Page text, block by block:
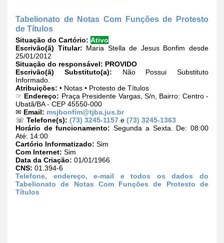
Tabelionato de Notas Com Funções de Protesto
de Títulos
Situação do Cartório: Ativo
Escrivão(ã) Titular: Maria Stella de Jesus Bonfim desde
25/01/2012
Situação do responsável: PROVIDO
Escrivão(ã) Substituto(a): Não Possui Substituto
Informado.
Atribuições: • Notas • Protesto de Títulos
☞ Endereço: Praça Presidente Vargas, S/n, Bairro: Centro -
Ubatã/BA - CEP 45550-000
✉ Email: msjbonfim@tjba.jus.br
☏ Telefone(s): (73) 3245-1157 e (73) 3245-1363
Horário de funcionamento: Segunda a Sexta. De: 08:00
Até: 14:00
Cartório Informatizado: Sim
Com Internet: Sim
Data da Criação: 01/01/1966
CNS: 01.394-6
Telefone, endereço, e-mail e todos os dados do
Tabelionato de Notas Com Funções de Protesto de
Títulos